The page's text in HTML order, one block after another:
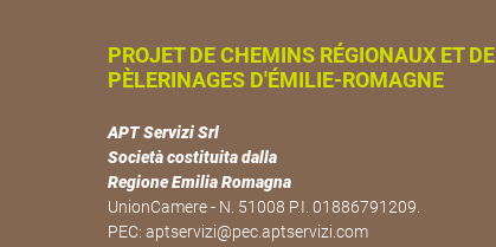
PROJET DE CHEMINS RÉGIONAUX ET DE
PÈLERINAGES D'ÉMILIE-ROMAGNE
APT Servizi Srl
Società costituita dalla
Regione Emilia Romagna
UnionCamere - N. 51008 P.I. 01886791209.
PEC: aptservizi@pec.aptservizi.com